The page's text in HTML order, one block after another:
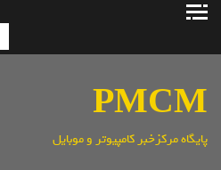
پرش
PMCM
پایگاه مرکزخبر کامپیوتر و موبایل